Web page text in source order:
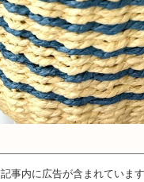
記事内に広告が含まれています